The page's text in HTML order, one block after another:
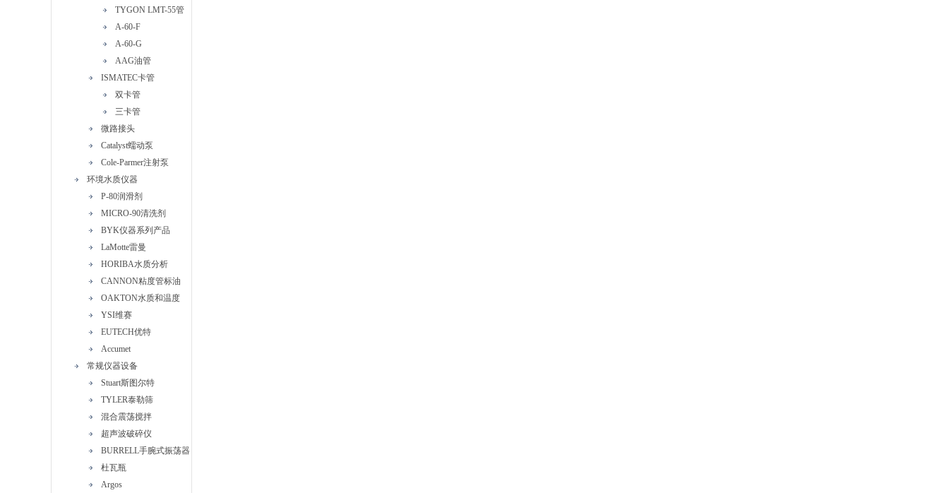
TYGON LMT-55管
A-60-F
A-60-G
AAG油管
ISMATEC卡管
双卡管
三卡管
微路接头
Catalyst蠕动泵
Cole-Parmer注射泵
环境水质仪器
P-80润滑剂
MICRO-90清洗剂
BYK仪器系列产品
LaMotte雷曼
HORIBA水质分析
CANNON粘度管标油
OAKTON水质和温度
YSI维赛
EUTECH优特
Accumet
常规仪器设备
Stuart斯图尔特
TYLER泰勒筛
混合震荡搅拌
超声波破碎仪
BURRELL手腕式振荡器
杜瓦瓶
Argos